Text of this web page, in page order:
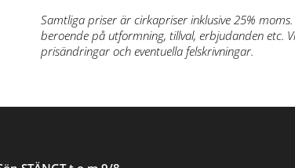
Samtliga priser är cirkapriser inklusive 25%
beroende på utformning, tillval, erbjudanden etc.
prisändringar och eventuella felskrivningar.